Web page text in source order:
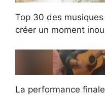
Top 30 des musiques
créer un moment
La performance